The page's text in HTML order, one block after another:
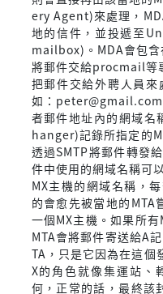
ery Agent)來處理，
地的信件，並投遞至
mailbox)。MDA會包含
將郵件交給procmail等
把郵件交給外聘人員
如：
者郵件地址內的網域名
hanger)記錄所指定的
透過SMTP將郵件轉發
件中使用的網域名稱可
MX主機的網域名稱，
的會愈先被當地的MTA
一個MX主機。如果所
MTA會將郵件寄送給A
TA，只是它因為在這個
X的角色就像集運站、
何，正常的話，最終該